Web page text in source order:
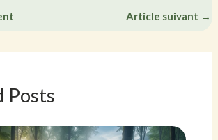
Article suivant →
Posts